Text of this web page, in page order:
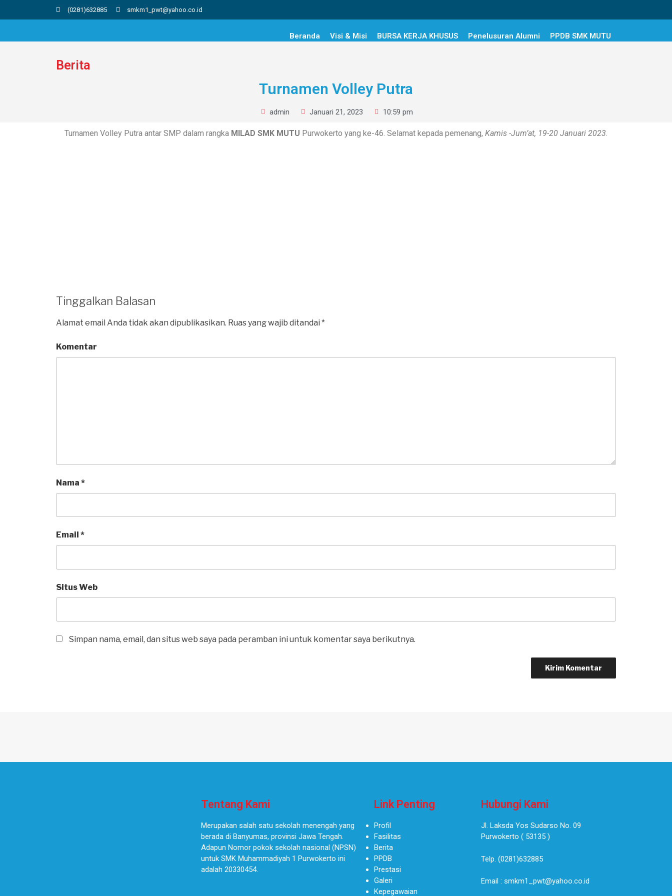
(0281)632885 smkm1_pwt@yahoo.co.id
Beranda Visi & Misi BURSA KERJA KHUSUS Penelusuran Alumni PPDB SMK MUTU
Berita
Turnamen Volley Putra
admin Januari 21, 2023 10:59 pm
Turnamen Volley Putra antar SMP dalam rangka MILAD SMK MUTU Purwokerto yang ke-46. Selamat kepada pemenang, Kamis -Jum’at, 19-20 Januari 2023.
Tinggalkan Balasan
Alamat email Anda tidak akan dipublikasikan. Ruas yang wajib ditandai *
Komentar
Nama *
Email *
Situs Web
Simpan nama, email, dan situs web saya pada peramban ini untuk komentar saya berikutnya.
Tentang Kami
Merupakan salah satu sekolah menengah yang
berada di Banyumas, provinsi Jawa Tengah.
Adapun Nomor pokok sekolah nasional (NPSN)
untuk SMK Muhammadiyah 1 Purwokerto ini
adalah 20330454.
Link Penting
Profil
Fasilitas
Berita
PPDB
Prestasi
Galeri
Kepegawaian
Hubungi Kami
Jl. Laksda Yos Sudarso No. 09
Purwokerto ( 53135 )​
Telp. (0281)632885
Email : smkm1_pwt@yahoo.co.id